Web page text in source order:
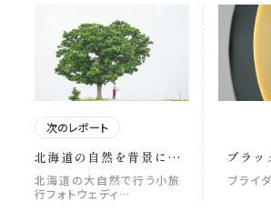
次のレポート
北海道の自然を背景にし
た夢のフォトウェディン
グ体験
北海道の大自然で行う小旅
行フォトウェディ…
ブラッ
ブライ